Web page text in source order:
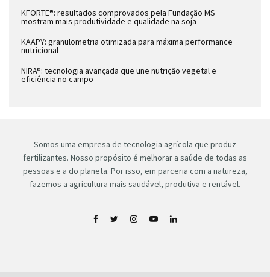
KFORTE®: resultados comprovados pela Fundação MS
mostram mais produtividade e qualidade na soja
KAAPY: granulometria otimizada para máxima performance
nutricional
NIRA®: tecnologia avançada que une nutrição vegetal e
eficiência no campo
Somos uma empresa de tecnologia agrícola que produz
fertilizantes. Nosso propósito é melhorar a saúde de todas as
pessoas e a do planeta. Por isso, em parceria com a natureza,
fazemos a agricultura mais saudável, produtiva e rentável.